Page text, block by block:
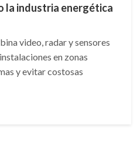
la industria energética
video, radar y sensores
en zonas
y evitar costosas